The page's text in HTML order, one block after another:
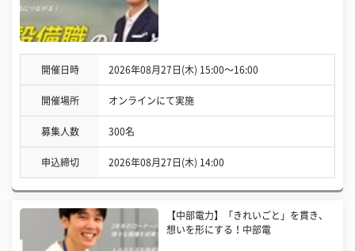
開催日時 2026年08月27日(木) 15:00〜16:00
開催場所 オンラインにて実施
募集人数 300名
申込締切 2026年08月27日(木) 14:00
【中部電力】「きれいごと」を貫き、
想いを形にする！中部電